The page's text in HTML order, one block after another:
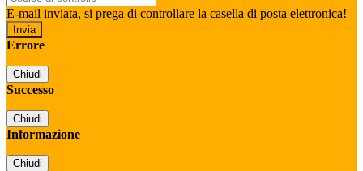
E-mail inviata, si prega di controllare la casella di posta elettronica!
Errore
Chiudi
Successo
Chiudi
Informazione
Chiudi